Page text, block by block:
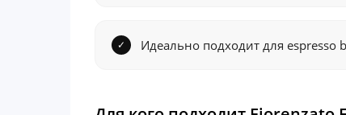
Идеально подходит для espresso